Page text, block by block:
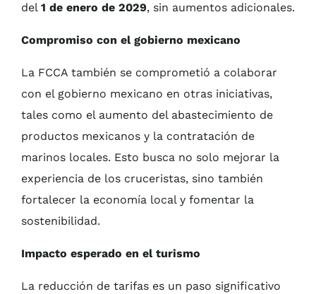
del 1 de enero de 2029, sin aumentos adicionales.
Compromiso con el gobierno mexicano
La FCCA también se comprometió a colaborar
con el gobierno mexicano en otras iniciativas,
tales como el aumento del abastecimiento de
productos mexicanos y la contratación de
marinos locales. Esto busca no solo mejorar la
experiencia de los cruceristas, sino también
fortalecer la economía local y fomentar la
sostenibilidad.
Impacto esperado en el turismo
La reducción de tarifas es un paso significativo